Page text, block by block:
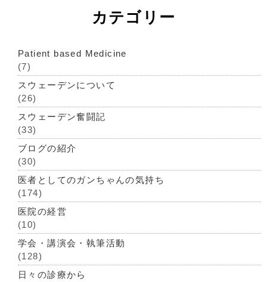
カテゴリー
Patient based Medicine
(7)
スウェーデンについて
(26)
スウェーデン奮闘記
(33)
ブログの紹介
(30)
医者としてのガンちゃんの気持ち
(174)
医院の経営
(10)
学会・講演会・執筆活動
(128)
日々の診療から